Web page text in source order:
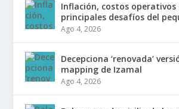
Inflación, costos operativos
principales desafíos del
Ago 4, 2026
Decepciona ‘renovada’
mapping de Izamal
Ago 4, 2026